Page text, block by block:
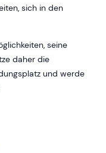
sich in den
seine
daher die
und werde